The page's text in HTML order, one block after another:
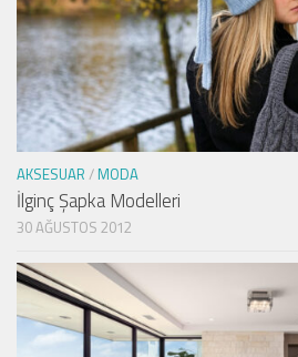
AKSESUAR / MODA
İlginç Şapka Modelleri
30 AĞUSTOS 2012